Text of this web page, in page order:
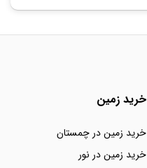
خرید زمین
خرید زمین در چمستان
خرید زمین در نور